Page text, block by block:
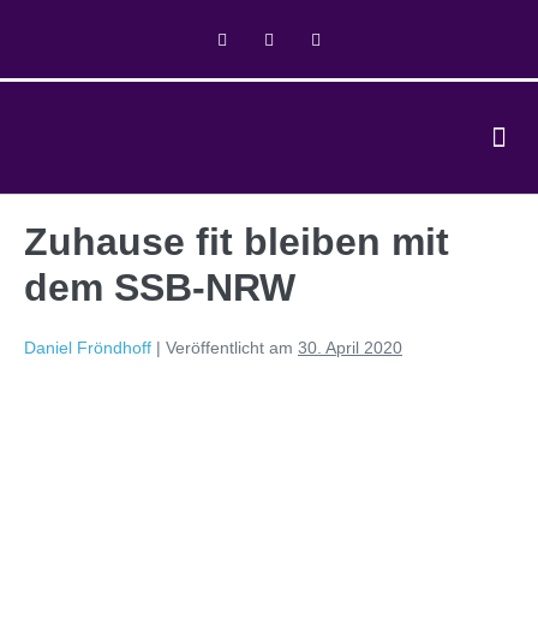
Zuhause fit bleiben mit
dem SSB-NRW
Daniel Fröndhoff | Veröffentlicht am 30. April 2020